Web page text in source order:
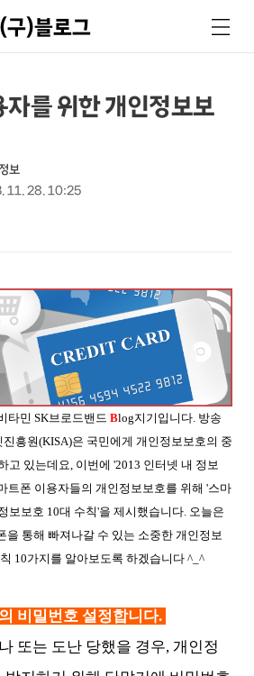
구)블로그
색
메
뉴
자를 위한 개인정보보
보
11. 28. 10:25
타민 SK브로드밴드 Blog지기입니다. 방송
흥원(KISA)은 국민에게 개인정보보호의 중
고 있는데요, 이번에 '2013 인터넷 내 정보
트폰 이용자들의 개인정보보호를 위해 '스마
보보호 10대 수칙'을 제시했습니다. 오늘은
을 통해 빠져나갈 수 있는 소중한 개인정보
10가지를 알아보도록 하겠습니다 ^_^
비밀번호 설정합니다.
또는 도난 당했을 경우, 개인정